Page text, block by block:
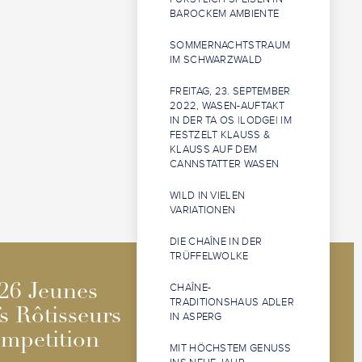
BAROCKEM AMBIENTE
SOMMERNACHTSTRAUM
IM SCHWARZWALD
FREITAG, 23. SEPTEMBER
2022, WASEN-AUFTAKT
IN DER TA OS |LODGE| IM
FESTZELT KLAUSS &
KLAUSS AUF DEM
CANNSTATTER WASEN
WILD IN VIELEN
VARIATIONEN
DIE CHAÎNE IN DER
TRÜFFELWOLKE
CHAÎNE-
TRADITIONSHAUS ADLER
IN ASPERG
MIT HÖCHSTEM GENUSS
Jeunes
Rôtisseurs
Jeunes
Rôtisseurs
2026 Jeunes
Sommeliers
2026 Jeunes
Sommeliers